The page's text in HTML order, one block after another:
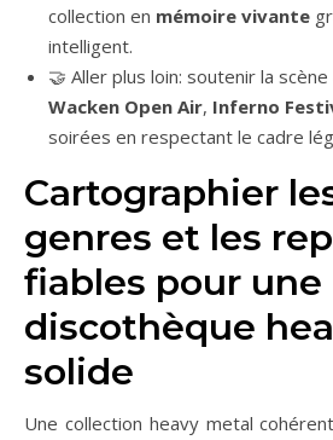
collection en mémoire vivante
intelligent.
🤝 Aller plus loin: soutenir la
Wacken Open Air, Inferno
soirées en respectant le cadre
Cartographier
genres et les
fiables pour une
discothèque
solide
Une collection heavy metal